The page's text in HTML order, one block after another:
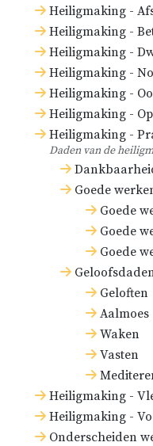
Heiligmaking -
Heiligmaking -
Heiligmaking -
Heiligmaking -
Heiligmaking -
Heiligmaking -
Heiligmaking -
Daden van de
Goede
Goede
Goede
Goede
Geloften
Aalmoes
Waken
Vasten
Heiligmaking -
Heiligmaking -
Onderscheiden